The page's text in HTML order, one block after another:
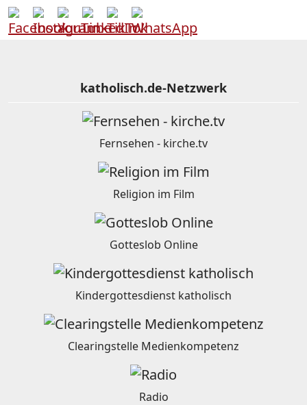
katholisch.de-Netzwerk
Fernsehen - kirche.tv
Religion im Film
Gotteslob Online
Kindergottesdienst katholisch
Clearingstelle Medienkompetenz
Radio